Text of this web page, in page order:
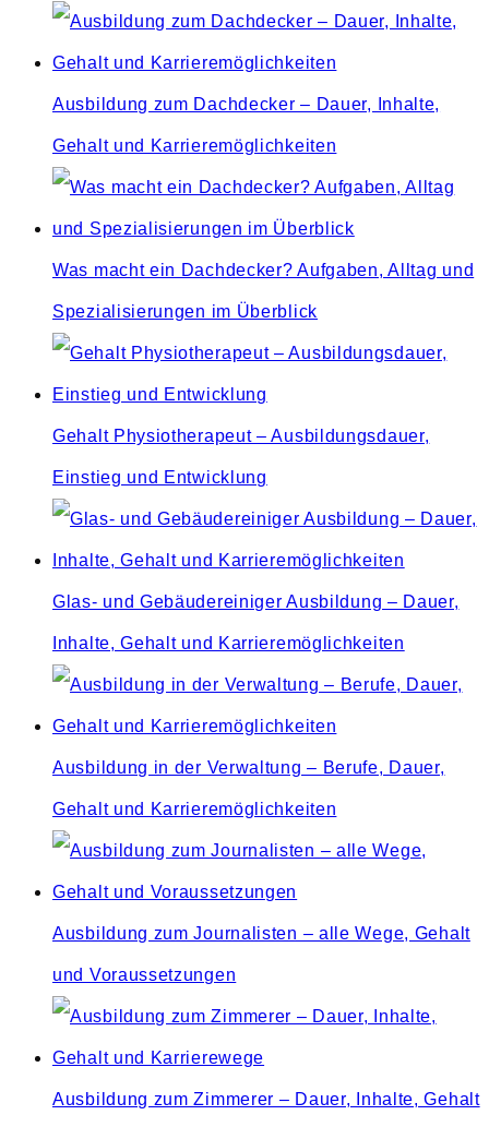
Ausbildung zum Dachdecker – Dauer, Inhalte,
Gehalt und Karrieremöglichkeiten
Was macht ein Dachdecker? Aufgaben, Alltag und
Spezialisierungen im Überblick
Gehalt Physiotherapeut – Ausbildungsdauer,
Einstieg und Entwicklung
Glas- und Gebäudereiniger Ausbildung – Dauer,
Inhalte, Gehalt und Karrieremöglichkeiten
Ausbildung in der Verwaltung – Berufe, Dauer,
Gehalt und Karrieremöglichkeiten
Ausbildung zum Journalisten – alle Wege, Gehalt
und Voraussetzungen
Ausbildung zum Zimmerer – Dauer, Inhalte, Gehalt